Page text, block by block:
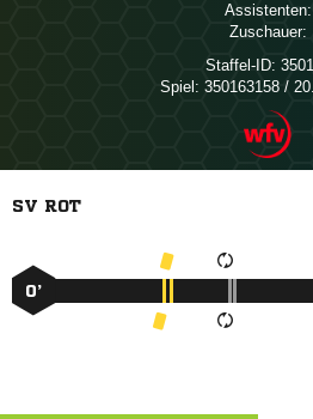
Assistenten:
Zuschauer:
Staffel-ID:
Spiel: 350163158 /
SV ROT
0’